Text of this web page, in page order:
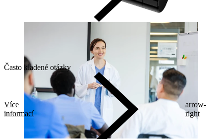
Často kladené otázky
Více
informací
arrow-
right